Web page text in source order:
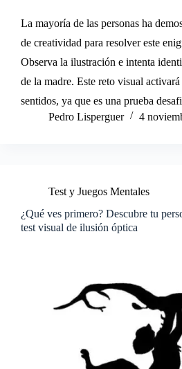
La mayoría de las personas ha
de creatividad para resolver este
Observa la ilustración e intenta
de la madre. Este reto visual
sentidos, ya que es una prueba
Pedro Lisperguer
4
Test y Juegos Mentales
¿Qué ves primero? Descubre tu
test visual de ilusión óptica